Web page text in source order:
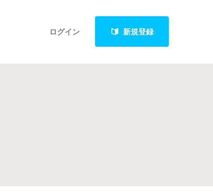
ログイン 新規登録